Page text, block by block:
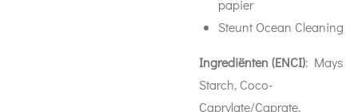
papier
Steunt Ocean Cleaning
Ingrediënten (ENCI): Mays
Starch, Coco-
Caprylate/Caprate,